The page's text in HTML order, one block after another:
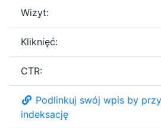
Wizyt:
Kliknięć:
CTR:
Podlinkuj swój wpis by
indeksację